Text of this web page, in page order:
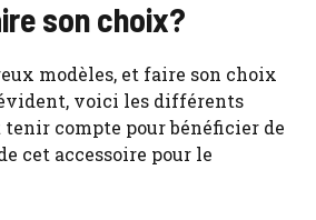
son choix?
modèles, et faire son choix
évident, voici les différents
compte pour bénéficier de
cet accessoire pour le